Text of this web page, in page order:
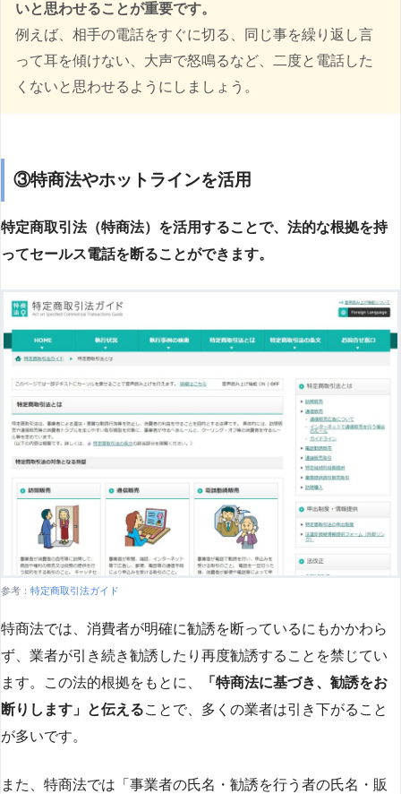
いと思わせることが重要です。
例えば、相手の電話をすぐに切る、同じ事を繰り返し言
って耳を傾けない、大声で怒鳴るなど、二度と電話した
くないと思わせるようにしましょう。
③特商法やホットラインを活用
特定商取引法（特商法）を活用することで、法的な根拠を持
ってセールス電話を断ることができます。
参考： 特定商取引法ガイド
特商法では、消費者が明確に勧誘を断っているにもかかわら
ず、業者が引き続き勧誘したり再度勧誘することを禁じてい
ます。この法的根拠をもとに、
「特商法に基づき、勧誘をお
断りします」と伝えることで、多くの業者は引き下がること
が多いです​​。
また、特商法では「事業者の氏名・勧誘を行う者の氏名・販